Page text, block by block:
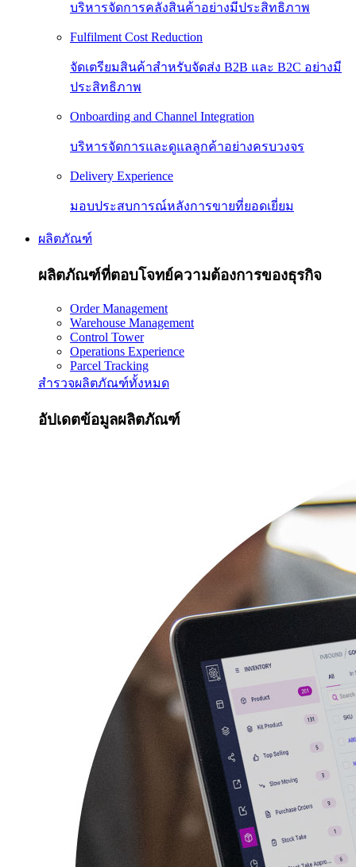
บริหารจัดการคลังสินค้าอย่างมีประสิทธิภาพ
Fulfilment Cost Reduction
จัดเตรียมสินค้าสำหรับจัดส่ง B2B และ B2C อย่างมี
ประสิทธิภาพ
Onboarding and Channel Integration
บริหารจัดการและดูแลลูกค้าอย่างครบวงจร
Delivery Experience
มอบประสบการณ์หลังการขายที่ยอดเยี่ยม
ผลิตภัณฑ์
ผลิตภัณฑ์ที่ตอบโจทย์ความต้องการของธุรกิจ
Order Management
Warehouse Management
Control Tower
Operations Experience
Parcel Tracking
สำรวจผลิตภัณฑ์ทั้งหมด
อัปเดตข้อมูลผลิตภัณฑ์